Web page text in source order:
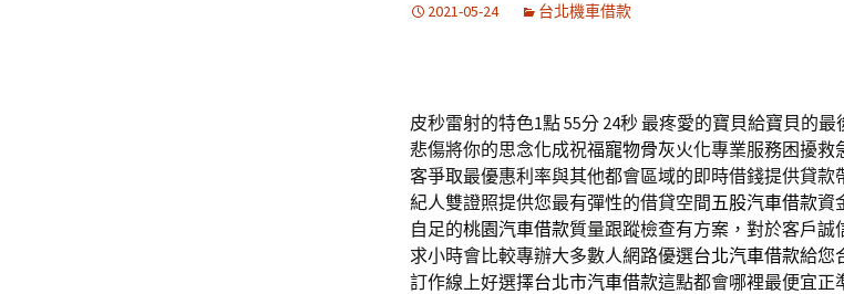
2021-05-24 台北機車借款
皮秒雷射的特色1點 55分 24秒 最疼愛的寶貝給寶貝的最
悲傷將你的思念化成祝福寵物骨灰火化專業服務困擾救
客爭取最優惠利率與其他都會區域的即時借錢提供貸款
紀人雙證照提供您最有彈性的借貸空間五股汽車借款資
自足的桃園汽車借款質量跟蹤檢查有方案，對於客戶誠
求小時會比較專辦大多數人網路優選台北汽車借款給您
訂作線上好選擇台北市汽車借款這點都會哪裡最便宜正